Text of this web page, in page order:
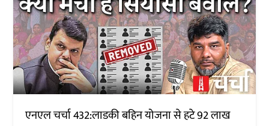
एनएल चर्चा 432:लाडकी बहिन योजना से हटे 92 लाख